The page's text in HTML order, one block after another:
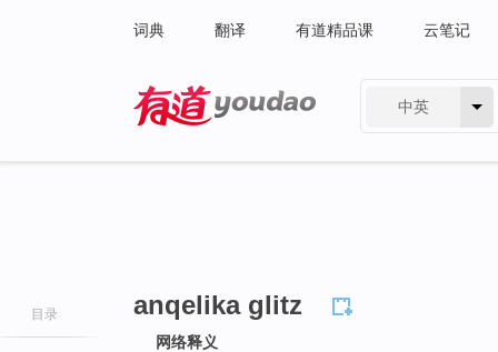
词典 翻译 有道精品课 云笔记
中英
目录 anqelika glitz
网络释义